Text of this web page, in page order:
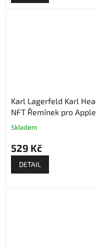
Karl Lagerfeld Karl
NFT Řemínek pro Apple
Watch - Černý
Průměrné
produktu
je
5,0
z
Skladem
529 Kč
DETAIL